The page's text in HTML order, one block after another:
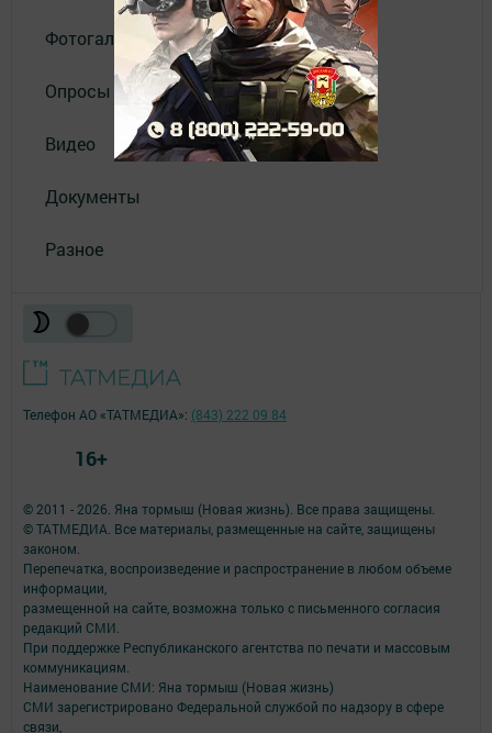
Фотогалереи
Опросы
Видео
Документы
Разное
© 2011 - 2026. Яна тормыш (Новая жизнь). Все права защищены.
© ТАТМЕДИА. Все материалы, размещенные на сайте, защищены
законом.
Перепечатка, воспроизведение и распространение в любом объеме
информации,
размещенной на сайте, возможна только с письменного согласия
редакций СМИ.
При поддержке Республиканского агентства по печати и массовым
коммуникациям.
Наименование СМИ: Яна тормыш (Новая жизнь)
СМИ зарегистрировано Федеральной службой по надзору в сфере
связи,
Телефон АО «ТАТМЕДИА»: (843) 222 09 84
16+